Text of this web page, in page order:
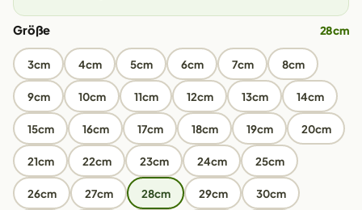
Größe 28cm
3cm 4cm 5cm 6cm 7cm 8cm
9cm 10cm 11cm 12cm 13cm 14cm
15cm 16cm 17cm 18cm 19cm 20cm
21cm 22cm 23cm 24cm 25cm
26cm 27cm 28cm 29cm 30cm